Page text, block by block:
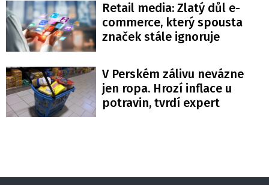
Retail media: Zlatý důl e-
commerce, který spousta
značek stále ignoruje
V Perském zálivu nevázne
jen ropa. Hrozí inflace u
potravin, tvrdí expert